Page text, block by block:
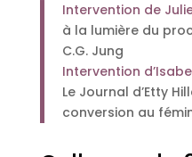
Intervention de
à la lumière du
C.G. Jung
Intervention
Le Journal d’Etty
conversion au